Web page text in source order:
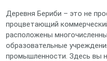
Деревня Бериби – это не
процветающий
расположены
образовательные
промышленности. Здесь вы